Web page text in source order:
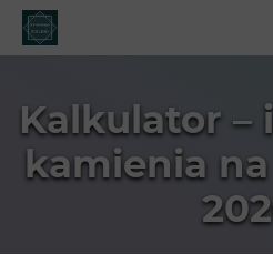
Kalkulator –
kamienia